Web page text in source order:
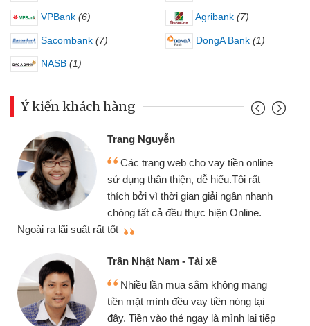
VPBank (6) Agribank (7)
Sacombank (7) DongA Bank (1)
NASB (1)
Ý kiến khách hàng
online
rất
nhanh
mang
nóng tại
lại tiếp
Đoàn Hữu Cảnh
Mình cần tiền gấp nên định
chiếc xe wave nhưng thật may
gói vay tiền bằng CMND online
cần gặp mặt nên rất tiện lợi, sẽ
thiệu cho bạn bè biết
Cấn Văn Lực - Tạp hóa
Tôi kinh doanh buôn bán nhỏ
nhiều lúc cần vốn nhập hàng,
đến website qua bạn bè giới